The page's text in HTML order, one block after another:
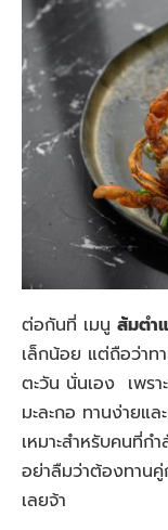
ต่อกันที่ เมนู ส้มตำ
เล็กน้อย แต่ถือว่าท
ตะวัน นั่นเอง เพรา
มะละกอ ทานง่ายแ
เหมาะสำหรับคนที่
อย่าลืมว่าต้องทาน
เลยจ้า